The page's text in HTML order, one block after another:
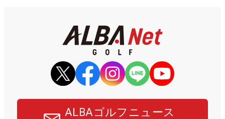
ALBAゴルフニュース